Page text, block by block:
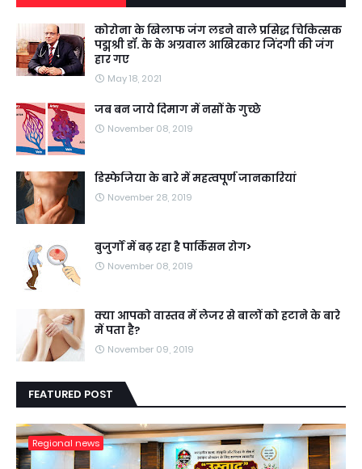
कोरोना के खिलाफ जंग लडने वाले प्रसिद्ध चिकित्सक
पद्मश्री डॉ. के के अग्रवाल आखिरकार जिंदगी की जंग
हार गए
May 18, 2021
जब बन जाये दिमाग में नसों के गुच्छे
November 08, 2019
डिस्फेजिया के बारे में महत्वपूर्ण जानकारियां
November 28, 2019
बुजुर्गों में बढ़ रहा है पार्किंसन रोग>
November 08, 2019
क्या आपको वास्तव में लेजर से बालों को हटाने के बारे
में पता है?
November 09, 2019
FEATURED POST
Regional news